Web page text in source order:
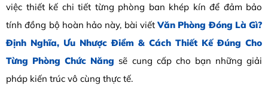
việc thiết kế chi tiết từng phòng ban khép kín để đảm bảo
tính đồng bộ hoàn hảo này, bài viếtVăn Phòng Đóng Là Gì?
Định Nghĩa, Ưu Nhược Điểm & Cách Thiết Kế Đúng Cho
Từng Phòng Chức Năng sẽ cung cấp cho bạn những giải
pháp kiến trúc vô cùng thực tế.